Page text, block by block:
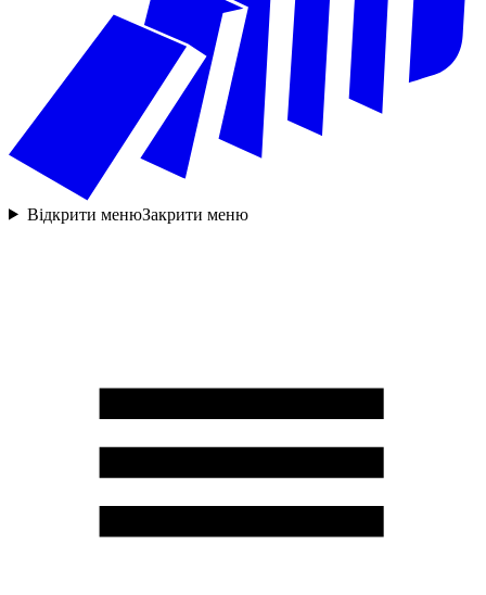
Відкрити менюЗакрити меню